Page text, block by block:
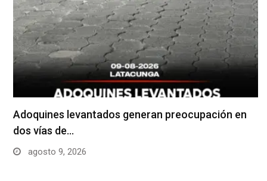
Adoquines levantados generan preocupación en
dos vías de…
agosto 9, 2026